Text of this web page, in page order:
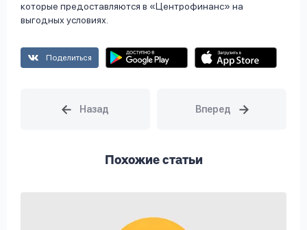
которые предоставляются в «Центрофинанс» на
выгодных условиях.
Поделиться
Похожие статьи